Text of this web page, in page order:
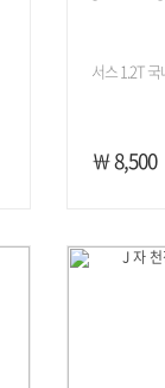
서스 1.2T 국
￦ 8,500